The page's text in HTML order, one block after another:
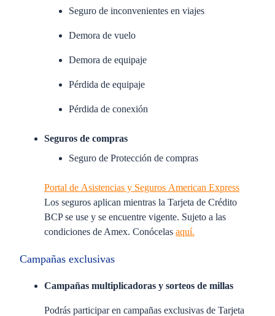
Seguro de inconvenientes en viajes
Demora de vuelo
Demora de equipaje
Pérdida de equipaje
Pérdida de conexión
Seguros de compras
Seguro de Protección de compras
Portal de Asistencias y Seguros American Express
Los seguros aplican mientras la Tarjeta de Crédito
BCP se use y se encuentre vigente. Sujeto a las
condiciones de Amex. Conócelas aquí.
Campañas exclusivas
Campañas multiplicadoras y sorteos de millas
Podrás participar en campañas exclusivas de Tarjeta